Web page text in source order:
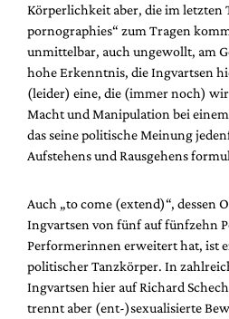
Körperlichkeit aber, die im letzten
pornographies“ zum Tragen
unmittelbar, auch ungewollt, am
hohe Erkenntnis, die Ingvartsen
(leider) eine, die (immer noch)
Macht und Manipulation bei
das seine politische Meinung
Aufstehens und Rausgehens
Auch „to come (extend)“, dessen
Ingvartsen von fünf auf fünfzehn
Performerinnen erweitert hat, ist
politischer Tanzkörper. In
Ingvartsen hier auf Richard
trennt aber (ent-)sexualisierte